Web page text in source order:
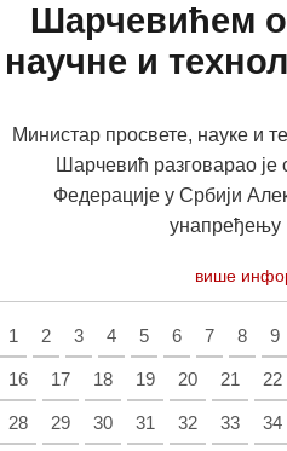
Шарчевићем
научне и
Министар просвете, науке и
Шарчевић разговарао
Федерације у Србији
унапређењу
више
1 2 3 4 5 6 7 8 9
16 17 18 19 20 21 22
28 29 30 31 32 33 34